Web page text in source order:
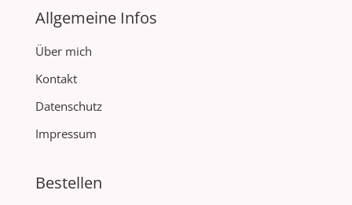
Allgemeine Infos
Über mich
Kontakt
Datenschutz
Impressum
Bestellen